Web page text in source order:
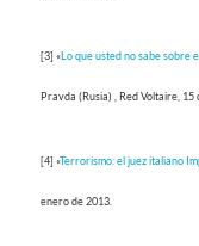
[3] «Lo que usted no sabe sobre
Pravda (Rusia) , Red Voltaire, 15
[4] «Terrorismo: el juez italiano
enero de 2013.